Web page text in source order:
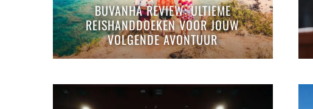
BUVANHA REVIEW: ULTIEME
REISHANDDOEKEN VOOR JOUW
VOLGENDE AVONTUUR